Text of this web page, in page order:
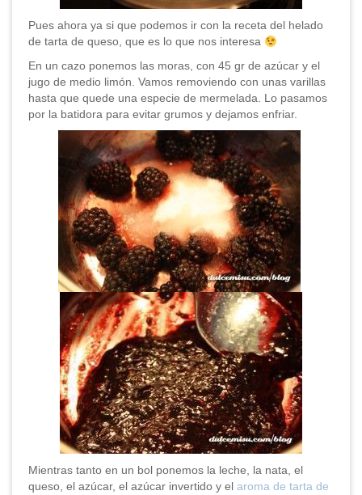
Pues ahora ya si que podemos ir con la receta del helado
de tarta de queso, que es lo que nos interesa
En un cazo ponemos las moras, con 45 gr de azúcar y el
jugo de medio limón. Vamos removiendo con unas varillas
hasta que quede una especie de mermelada. Lo pasamos
por la batidora para evitar grumos y dejamos enfriar.
Mientras tanto en un bol ponemos la leche, la nata, el
queso, el azúcar, el azúcar invertido y el aroma de tarta de